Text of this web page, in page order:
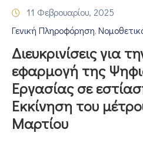
ΓΕΜΗ
–
ΠΡΟΓΡΑΜΜΑΤΑ
ΕΠΙΜΕΛΗΤΗΡΙΟΥ
ΣΥΜΜΕΤΟΧΗ
ΣΕ
11 Φεβρουαρίου, 2025
Γενική Πληροφόρηση‚
Διευκρινίσεις για
εφαρμογή της
Εργασίας σε
Εκκίνηση του
Μαρτίου